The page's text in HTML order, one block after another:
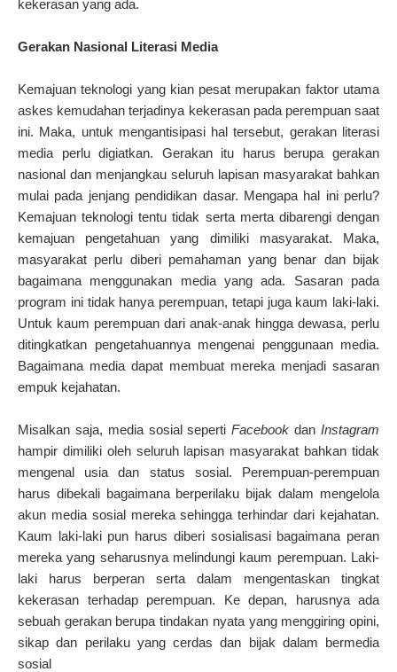
kekerasan yang ada.
Gerakan Nasional Literasi Media
Kemajuan teknologi yang kian pesat merupakan faktor utama
askes kemudahan terjadinya kekerasan pada perempuan saat
ini. Maka, untuk mengantisipasi hal tersebut, gerakan literasi
media perlu digiatkan. Gerakan itu harus berupa gerakan
nasional dan menjangkau seluruh lapisan masyarakat bahkan
mulai pada jenjang pendidikan dasar. Mengapa hal ini perlu?
Kemajuan teknologi tentu tidak serta merta dibarengi dengan
kemajuan pengetahuan yang dimiliki masyarakat. Maka,
masyarakat perlu diberi pemahaman yang benar dan bijak
bagaimana menggunakan media yang ada. Sasaran pada
program ini tidak hanya perempuan, tetapi juga kaum laki-laki.
Untuk kaum perempuan dari anak-anak hingga dewasa, perlu
ditingkatkan pengetahuannya mengenai penggunaan media.
Bagaimana media dapat membuat mereka menjadi sasaran
empuk kejahatan.
Misalkan saja, media sosial sepertiFacebook danInstagram
hampir dimiliki oleh seluruh lapisan masyarakat bahkan tidak
mengenal usia dan status sosial. Perempuan-perempuan
harus dibekali bagaimana berperilaku bijak dalam mengelola
akun media sosial mereka sehingga terhindar dari kejahatan.
Kaum laki-laki pun harus diberi sosialisasi bagaimana peran
mereka yang seharusnya melindungi kaum perempuan. Laki-
laki harus berperan serta dalam mengentaskan tingkat
kekerasan terhadap perempuan. Ke depan, harusnya ada
sebuah gerakan berupa tindakan nyata yang menggiring opini,
sikap dan perilaku yang cerdas dan bijak dalam bermedia
sosial